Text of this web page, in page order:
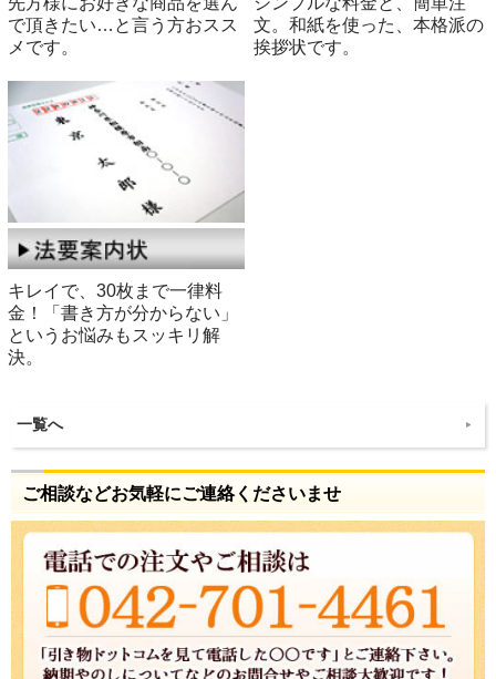
で頂きたい…と言う方おスス
メです。
文。和紙を使った、本格派の
挨拶状です。
キレイで、30枚まで一律料
金！「書き方が分からない」
というお悩みもスッキリ解
決。
一覧へ
ご相談などお気軽にご連絡くださいませ